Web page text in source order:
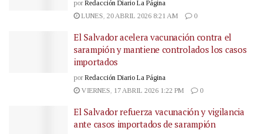
por Redacción Diario La Página
LUNES, 20 ABRIL 2026 8:21 AM
0
El Salvador acelera vacunación contra el
sarampión y mantiene controlados los casos
importados
por Redacción Diario La Página
VIERNES, 17 ABRIL 2026 1:22 PM
0
El Salvador refuerza vacunación y vigilancia
ante casos importados de sarampión